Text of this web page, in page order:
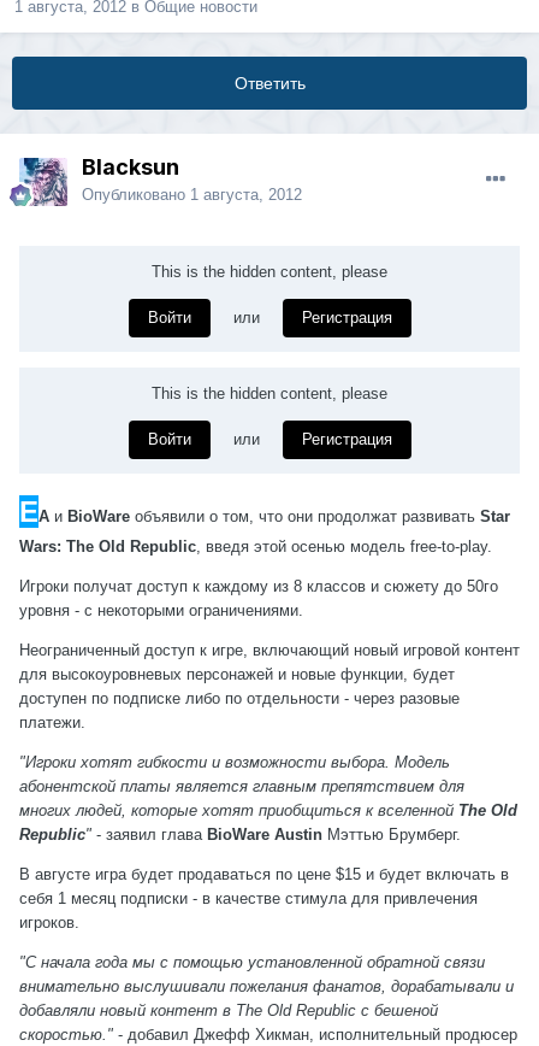
1 августа, 2012 в Общие новости
Ответить
Blacksun
Опубликовано 1 августа, 2012
This is the hidden content, please
Войти или Регистрация
This is the hidden content, please
Войти или Регистрация
EA и BioWare объявили о том, что они продолжат развивать Star
Wars: The Old Republic, введя этой осенью модель free-to-play.
Игроки получат доступ к каждому из 8 классов и сюжету до 50го
уровня - с некоторыми ограничениями.
Неограниченный доступ к игре, включающий новый игровой контент
для высокоуровневых персонажей и новые функции, будет
доступен по подписке либо по отдельности - через разовые
платежи.
"Игроки хотят гибкости и возможности выбора. Модель
абонентской платы является главным препятствием для
многих людей, которые хотят приобщиться к вселенной The Old
Republic" - заявил глава BioWare Austin Мэттью Брумберг.
В августе игра будет продаваться по цене $15 и будет включать в
себя 1 месяц подписки - в качестве стимула для привлечения
игроков.
"С начала года мы с помощью установленной обратной связи
внимательно выслушивали пожелания фанатов, дорабатывали и
добавляли новый контент в The Old Republic с бешеной
скоростью." - добавил Джефф Хикман, исполнительный продюсер